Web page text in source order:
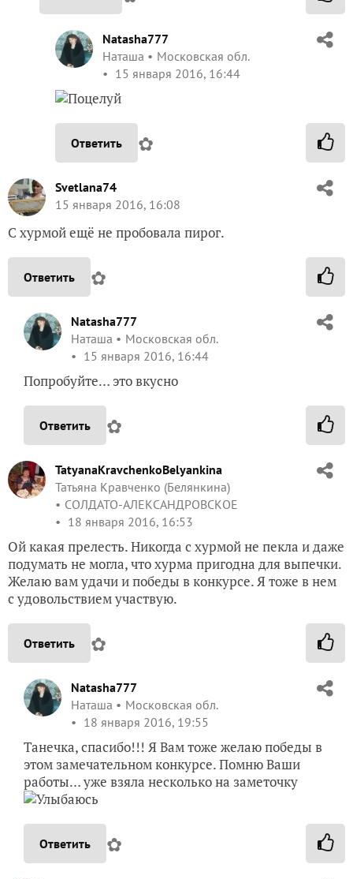
Natasha777
Наташа
Московская обл.
15 января 2016, 16:44
Ответить ✿
Svetlana74
15 января 2016, 16:08
С хурмой ещё не пробовала пирог.
Ответить ✿
Natasha777
Наташа
Московская обл.
15 января 2016, 16:44
Попробуйте… это вкусно
Ответить ✿
TatyanaKravchenkoBelyankina
Татьяна Кравченко (Белянкина)
СОЛДАТО-АЛЕКСАНДРОВСКОЕ
18 января 2016, 16:53
Ой какая прелесть. Никогда с хурмой не пекла и даже
подумать не могла, что хурма пригодна для выпечки.
Желаю вам удачи и победы в конкурсе. Я тоже в нем
с удовольствием участвую.
Ответить ✿
Natasha777
Наташа
Московская обл.
18 января 2016, 19:55
Танечка, спасибо!!! Я Вам тоже желаю победы в
этом замечательном конкурсе. Помню Ваши
работы… уже взяла несколько на заметочку
Ответить ✿